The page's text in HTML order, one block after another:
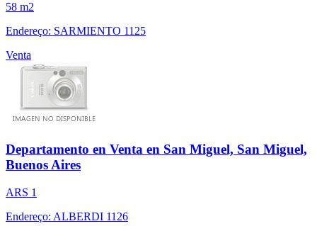
58 m2
Endereço: SARMIENTO 1125
Venta
Departamento en Venta en San Miguel, San Miguel,
Buenos Aires
ARS 1
Endereço: ALBERDI 1126